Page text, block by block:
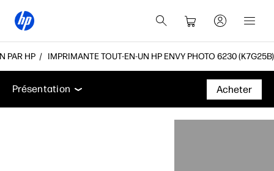
PAR HP IMPRIMANTE TOUT-EN-UN HP ENVY PHOTO 6230 (K7G25B)
Présentation Caractéristiques
Fiche technique
Présentation
Acheter